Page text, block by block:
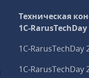
Техническая
1C‑RarusTechDay
1C‑RarusTechDay
1C‑RarusTechDay